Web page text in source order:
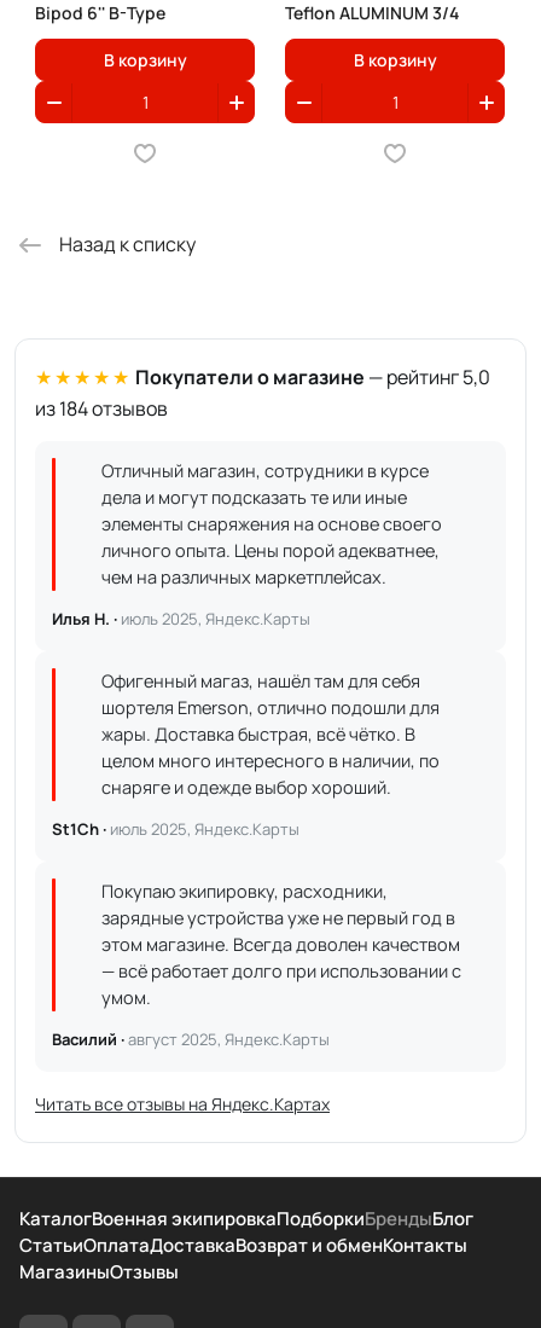
Bipod 6'' B-Type
В корзину
Teflon ALUMINUM 3/4
В корзину
Назад к списку
★★★★★ Покупатели о магазине — рейтинг 5,0
из 184 отзывов
Отличный магазин, сотрудники в курсе
дела и могут подсказать те или иные
элементы снаряжения на основе своего
личного опыта. Цены порой адекватнее,
чем на различных маркетплейсах.
Илья Н. · июль 2025, Яндекс.Карты
Офигенный магаз, нашёл там для себя
шортеля Emerson, отлично подошли для
жары. Доставка быстрая, всё чётко. В
целом много интересного в наличии, по
снаряге и одежде выбор хороший.
St1Ch · июль 2025, Яндекс.Карты
Покупаю экипировку, расходники,
зарядные устройства уже не первый год в
этом магазине. Всегда доволен качеством
— всё работает долго при использовании с
умом.
Василий ·август 2025, Яндекс.Карты
Читать все отзывы на Яндекс.Картах
КаталогВоенная экипировкаПодборкиБрендыБлог
СтатьиОплатаДоставкаВозврат и обменКонтакты
МагазиныОтзывы